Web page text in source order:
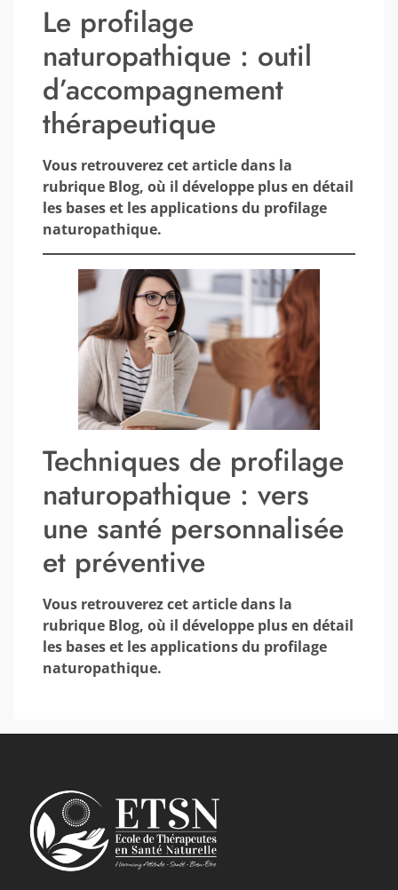
Le profilage
naturopathique : outil
d’accompagnement
thérapeutique
Vous retrouverez cet article dans la
rubrique Blog, où il développe plus en détail
les bases et les applications du profilage
naturopathique.
Techniques de profilage
naturopathique : vers
une santé personnalisée
et préventive
Vous retrouverez cet article dans la
rubrique Blog, où il développe plus en détail
les bases et les applications du profilage
naturopathique.